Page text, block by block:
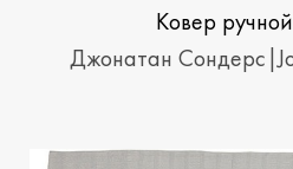
Ковер
Джонатан